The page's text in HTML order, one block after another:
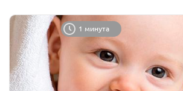
1 минута